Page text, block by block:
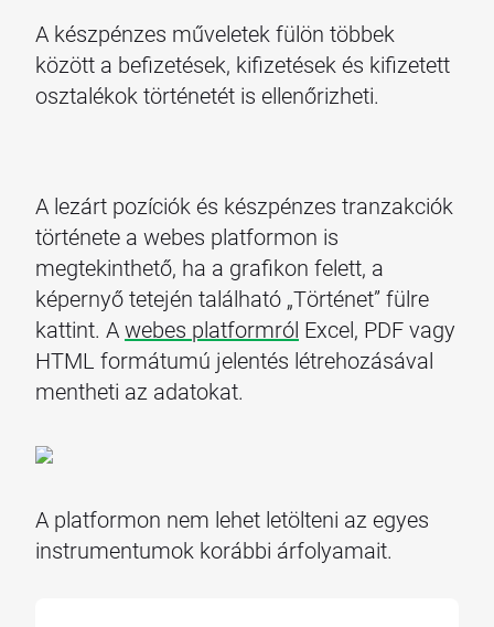
A készpénzes műveletek fülön többek
között a befizetések, kifizetések és kifizetett
osztalékok történetét is ellenőrizheti.
A lezárt pozíciók és készpénzes tranzakciók
története a webes platformon is
megtekinthető, ha a grafikon felett, a
képernyő tetején található „Történet” fülre
kattint. Awebes platformról Excel, PDF vagy
HTML formátumú jelentés létrehozásával
mentheti az adatokat.
A platformon nem lehet letölteni az egyes
instrumentumok korábbi árfolyamait.